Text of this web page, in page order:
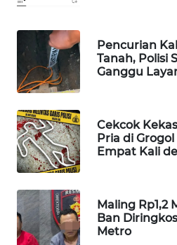
Pencurian
Tanah, Polisi
Ganggu
Cekcok
Pria di
Empat Kali
Maling Rp1,2
Ban
Metro
WAHANANEWS
CO ID
WAHANANEWS
NET
WAHANA
SPORT
WAHANA
UMKM